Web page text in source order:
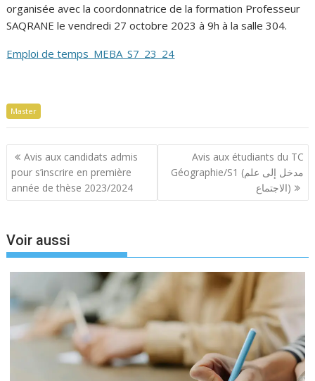
organisée avec la coordonnatrice de la formation Professeur
SAQRANE le vendredi 27 octobre 2023 à 9h à la salle 304.
Emploi de temps_MEBA_S7_23_24
Master
Navigation
de
l’article
Avis aux candidats admis
pour s’inscrire en première
année de thèse 2023/2024
Avis aux étudiants du TC
Géographie/S1 (مدخل إلى علم
الاجتماع)
Voir aussi